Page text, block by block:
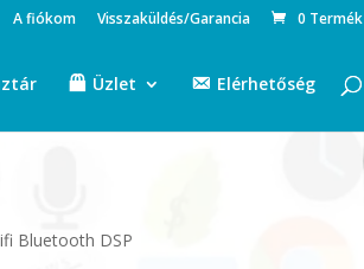
A fiókom Visszaküldés/Garancia 0 Termék
Üzlet Elérhetőség
Bluetooth DSP